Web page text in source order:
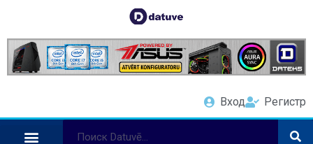
Вход Регистр